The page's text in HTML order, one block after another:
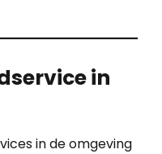
in
in de omgeving